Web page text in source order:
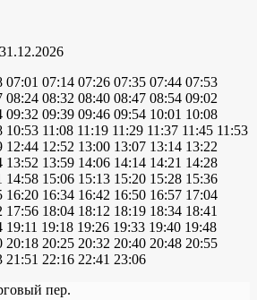
07:01 07:14 07:26 07:35 07:44 07:53
08:24 08:32 08:40 08:47 08:54 09:02
09:32 09:39 09:46 09:54 10:01 10:08
10:53 11:08 11:19 11:29 11:37 11:45 11:53
12:44 12:52 13:00 13:07 13:14 13:22
13:52 13:59 14:06 14:14 14:21 14:28
14:58 15:06 15:13 15:20 15:28 15:36
16:20 16:34 16:42 16:50 16:57 17:04
17:56 18:04 18:12 18:19 18:34 18:41
19:11 19:18 19:26 19:33 19:40 19:48
20:18 20:25 20:32 20:40 20:48 20:55
21:51 22:16 22:41 23:06
пер.